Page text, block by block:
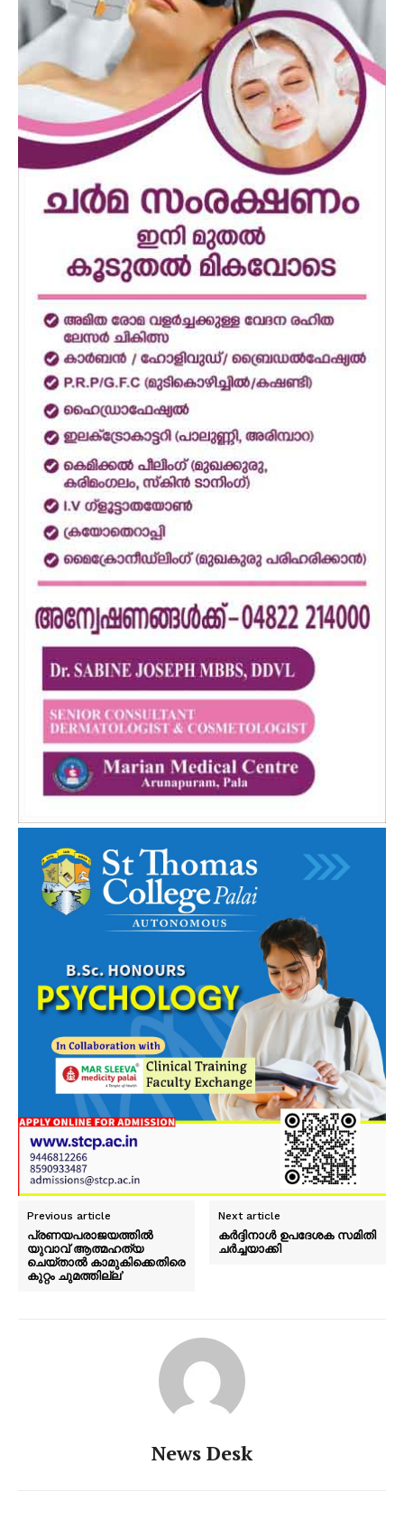
Previous article
പ്രണയപരാജയത്തിൽ
യുവാവ് ആത്മഹത്യ
ചെയ്താൽ കാമുകിക്കെതിരെ
കുറ്റം ചുമത്തില്ല’
Next article
കർദ്ദിനാൾ ഉപദേശക സമിതി
ചർച്ചയാക്കി
News Desk